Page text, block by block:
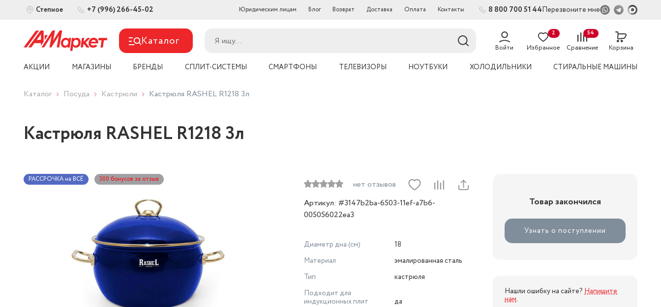
Степное +7 (996) 266-45-02 Юридическим лицам Блог Возврат Доставка Оплата Контакты 8 800 700 51 44Перезвоните мне
Каталог Войти Избранное
2
Сравнение
54
Корзина
АКЦИИ МАГАЗИНЫ БРЕНДЫ СПЛИТ-СИСТЕМЫ СМАРТФОНЫ ТЕЛЕВИЗОРЫ НОУТБУКИ ХОЛОДИЛЬНИКИ СТИРАЛЬНЫЕ МАШИНЫ
Каталог Посуда Кастрюли Кастрюля RASHEL R1218 3л
Кастрюля RASHEL R1218 3л
РАССРОЧКА на ВСЁ 300 бонусов за отзыв
нет отзывов
Артикул: #3147b2ba-6503-11ef-a7b6-
005056022ea3
Диаметр дна (см)
18
Материал
эмалированная сталь
Тип
кастрюля
Подходит для
индукционных плит
да
Товар закончился
Узнать о поступлении
Нашли ошибку на сайте? Напишите
нам.